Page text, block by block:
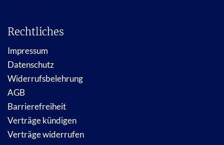
Rechtliches
Impressum
Datenschutz
Widerrufsbelehrung
AGB
Barrierefreiheit
Verträge kündigen
Verträge widerrufen